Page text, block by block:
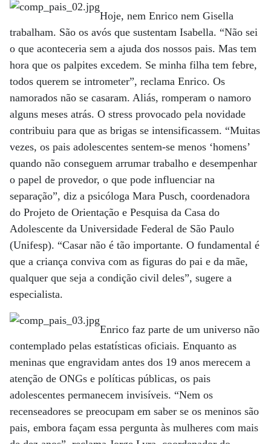
Hoje, nem Enrico nem Gisella
trabalham. São os avós que sustentam Isabella. “Não sei
o que aconteceria sem a ajuda dos nossos pais. Mas tem
hora que os palpites excedem. Se minha filha tem febre,
todos querem se intrometer”, reclama Enrico. Os
namorados não se casaram. Aliás, romperam o namoro
alguns meses atrás. O stress provocado pela novidade
contribuiu para que as brigas se intensificassem. “Muitas
vezes, os pais adolescentes sentem-se menos ‘homens’
quando não conseguem arrumar trabalho e desempenhar
o papel de provedor, o que pode influenciar na
separação”, diz a psicóloga Mara Pusch, coordenadora
do Projeto de Orientação e Pesquisa da Casa do
Adolescente da Universidade Federal de São Paulo
(Unifesp). “Casar não é tão importante. O fundamental é
que a criança conviva com as figuras do pai e da mãe,
qualquer que seja a condição civil deles”, sugere a
especialista.
Enrico faz parte de um universo não
contemplado pelas estatísticas oficiais. Enquanto as
meninas que engravidam antes dos 19 anos merecem a
atenção de ONGs e políticas públicas, os pais
adolescentes permanecem invisíveis. “Nem os
recenseadores se preocupam em saber se os meninos são
pais, embora façam essa pergunta às mulheres com mais